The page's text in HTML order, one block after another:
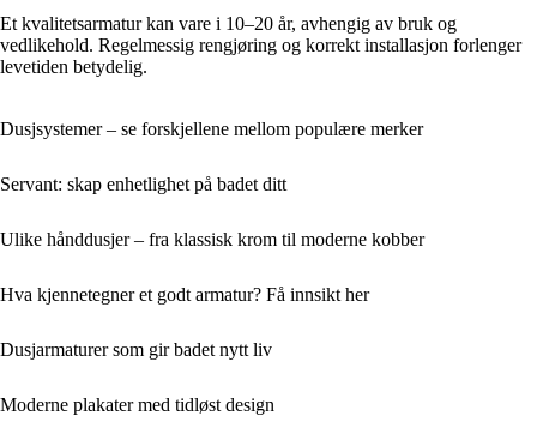
Et kvalitetsarmatur kan vare i 10–20 år, avhengig av bruk og
vedlikehold. Regelmessig rengjøring og korrekt installasjon forlenger
levetiden betydelig.
Dusjsystemer – se forskjellene mellom populære merker
Servant: skap enhetlighet på badet ditt
Ulike hånddusjer – fra klassisk krom til moderne kobber
Hva kjennetegner et godt armatur? Få innsikt her
Dusjarmaturer som gir badet nytt liv
Moderne plakater med tidløst design